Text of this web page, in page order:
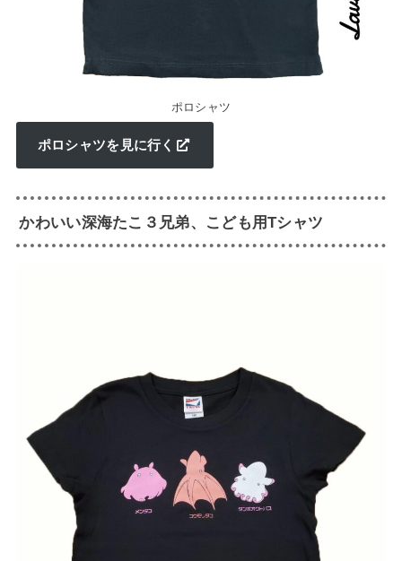
ポロシャツ
ポロシャツを見に行く
かわいい深海たこ３兄弟、こども用Tシャツ